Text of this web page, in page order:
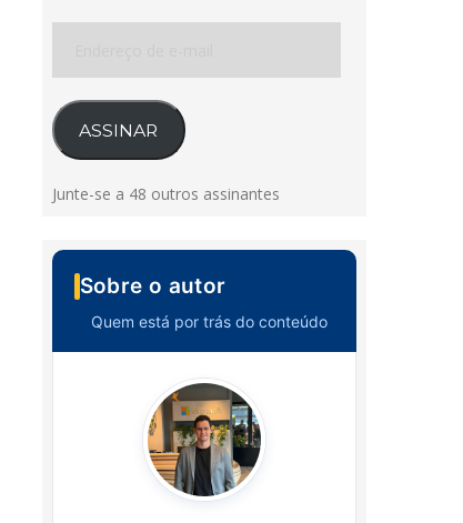
e-
mail
ASSINAR
Junte-se a 48 outros assinantes
Sobre o autor
Quem está por trás do conteúdo